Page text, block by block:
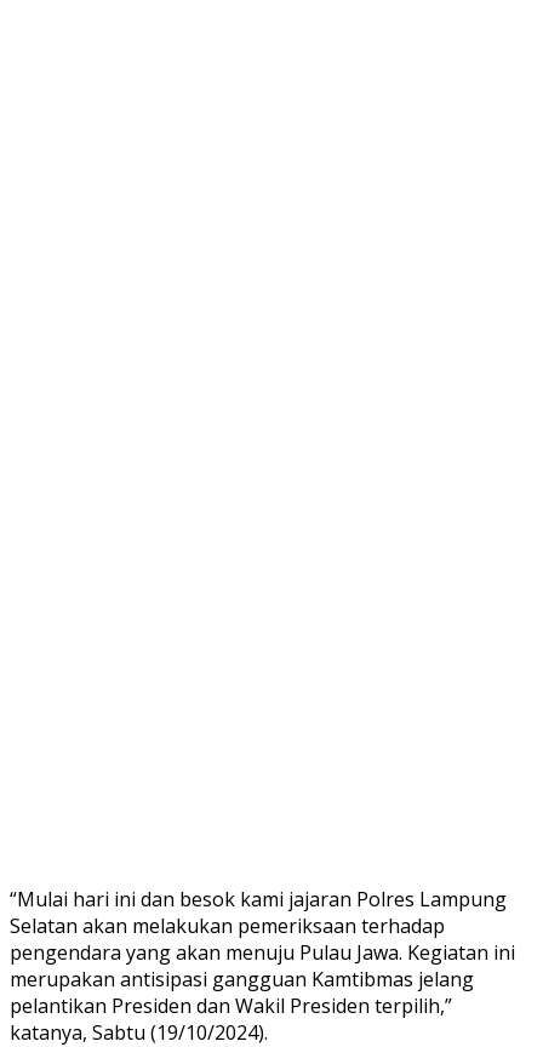
“Mulai hari ini dan besok kami jajaran Polres Lampung
Selatan akan melakukan pemeriksaan terhadap
pengendara yang akan menuju Pulau Jawa. Kegiatan ini
merupakan antisipasi gangguan Kamtibmas jelang
pelantikan Presiden dan Wakil Presiden terpilih,”
katanya, Sabtu (19/10/2024).